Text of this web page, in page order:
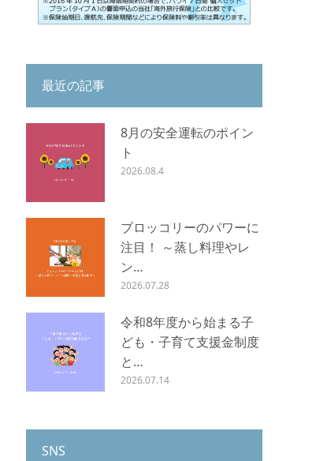
最近の記事
8月の安全運転のポイン
ト
2026.08.4
ブロッコリーのパワーに
注目！ ～蒸し料理やレ
ン…
2026.07.28
令和8年度から始まる子
ども・子育て支援金制度
と…
2026.07.14
SNS